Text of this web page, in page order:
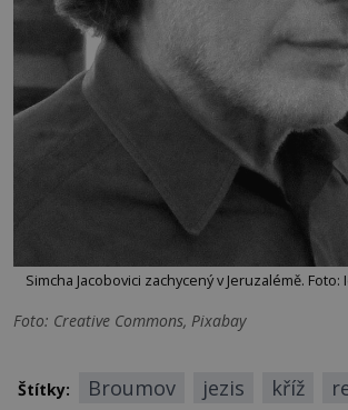
Simcha Jacobovici zachycený v Jeruzalémě. Foto:
Foto: Creative Commons, Pixabay
Štítky: Broumov jezis kříž